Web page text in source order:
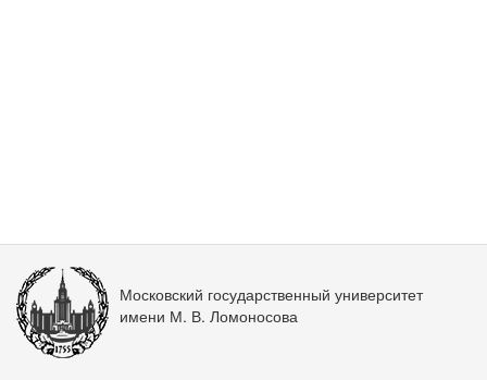
Московский государственный университет
имени М. В. Ломоносова